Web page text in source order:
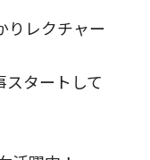
りレクチャー
タートして